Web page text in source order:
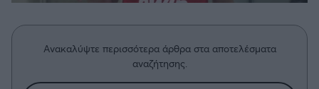
Δημήτρης Τσορμπατζόγλου
Λεβαδειακός
Μεγάλη μου Αγάπη
Μια Ιστορία από την Πόλη
Ανακαλύψτε περισσότερα άρθρα στα αποτελέσματα
αναζήτησης.